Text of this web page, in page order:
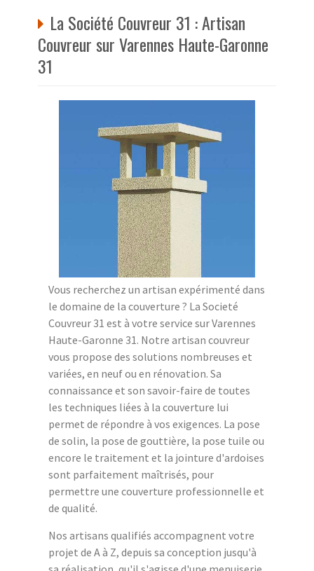
La Société Couvreur 31 : Artisan
Couvreur sur Varennes Haute-Garonne
31
Vous recherchez un artisan expérimenté dans
le domaine de la couverture ? La Societé
Couvreur 31 est à votre service sur Varennes
Haute-Garonne 31. Notre artisan couvreur
vous propose des solutions nombreuses et
variées, en neuf ou en rénovation. Sa
connaissance et son savoir-faire de toutes
les techniques liées à la couverture lui
permet de répondre à vos exigences. La pose
de solin, la pose de gouttière, la pose tuile ou
encore le traitement et la jointure d'ardoises
sont parfaitement maîtrisés, pour
permettre une couverture professionnelle et
de qualité.
Nos artisans qualifiés accompagnent votre
projet de A à Z, depuis sa conception jusqu'à